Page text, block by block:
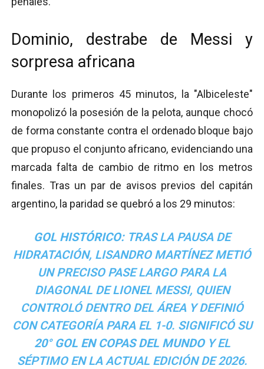
Dominio, destrabe de Messi y
sorpresa africana
Durante los primeros 45 minutos, la "Albiceleste"
monopolizó la posesión de la pelota, aunque chocó
de forma constante contra el ordenado bloque bajo
que propuso el conjunto africano, evidenciando una
marcada falta de cambio de ritmo en los metros
finales. Tras un par de avisos previos del capitán
argentino, la paridad se quebró a los 29 minutos:
GOL HISTÓRICO:TRAS LA PAUSA DE
HIDRATACIÓN, LISANDRO MARTÍNEZ METIÓ
UN PRECISO PASE LARGO PARA LA
DIAGONAL DE LIONEL MESSI, QUIEN
CONTROLÓ DENTRO DEL ÁREA Y DEFINIÓ
CON CATEGORÍA PARA EL 1-0. SIGNIFICÓ SU
20° GOL EN COPAS DEL MUNDOY EL
SÉPTIMO EN LA ACTUAL EDICIÓN DE 2026.